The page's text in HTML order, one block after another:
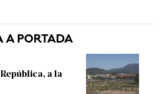
A PORTADA
a la